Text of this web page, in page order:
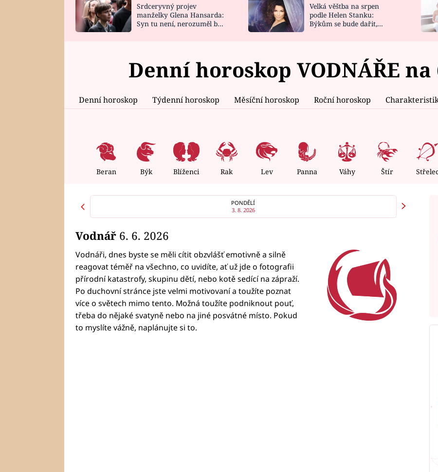
HOROSKOP NA
CELEBRITY
VAŘENÍ
NOVINKY
VIDEORECEPTY
DESIGN
Srdceryvný projev
manželky Glena Hansarda:
Syn tu není, nerozuměl by
Velká věštba na srpen
podle Helen Stanku:
Býkům se bude dařit,
Denní horoskop VODNÁŘE na
Denní horoskop Týdenní horoskop Měsíční horoskop Roční horoskop
Beran Býk Blíženci Rak Lev Panna Váhy Štír
PONDĚLÍ
3. 8. 2026
Vodnář 6. 6. 2026
Vodnáři, dnes byste se měli cítit obzvlášť emotivně a silně
reagovat téměř na všechno, co uvidíte, ať už jde o fotografii
přírodní katastrofy, skupinu dětí, nebo kotě sedící na zápraží.
Po duchovní stránce jste velmi motivovaní a toužíte poznat
více o světech mimo tento. Možná toužíte podniknout pouť,
třeba do nějaké svatyně nebo na jiné posvátné místo. Pokud
to myslíte vážně, naplánujte si to.